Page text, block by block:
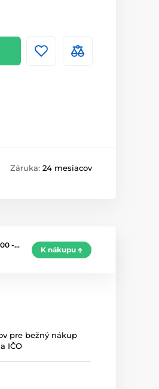
Záruka: 24 mesiacov
-…
K nákupu
pre bežný nákup
IČO